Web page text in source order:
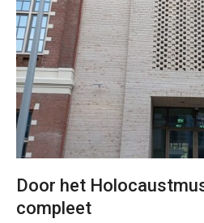
Door het
compleet